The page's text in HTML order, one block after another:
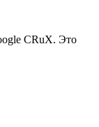
CRuX. Это